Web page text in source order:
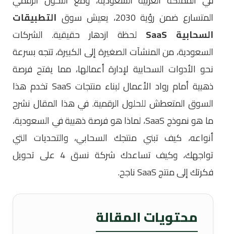
المتسارع ضمن رؤية 2030، يعيش سوق
التطبيقات
السحابية SaaS
لحظة ازدهار حقيقية. الشركات
السعودية، من المنشآت الصغيرة إلى الكبيرة، تتجه بسرعة
نحو الأدوات السحابية لإدارة أعمالها، مما يفتح فرصة
ذهبية أمام رواد الأعمال لبناء منتجات SaaS تخدم هذا
السوق المتعطش للحلول الرقمية. في هذا المقال نشرح
ما هو نموذج SaaS، لماذا هو فرصة ذهبية في السعودية،
أنواعه، كيف تبني منتجك السحابي، والتحديات التي
تواجهك، وكيف تساعدك شركة نسق 4 على تحويل
فكرتك إلى منتج SaaS ناجح.
محتويات المقالة